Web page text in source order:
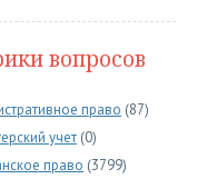
вопросов
право (87)
учет (0)
право (3799)